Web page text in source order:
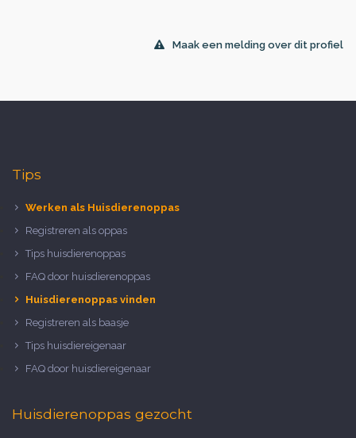
Maak een melding over dit profiel
Tips
Werken als Huisdierenoppas
Registreren als oppas
Tips huisdierenoppas
FAQ door huisdierenoppas
Huisdierenoppas vinden
Registreren als baasje
Tips huisdiereigenaar
FAQ door huisdiereigenaar
Huisdierenoppas gezocht